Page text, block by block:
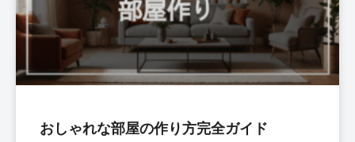
おしゃれな部屋の作り方完全ガイド